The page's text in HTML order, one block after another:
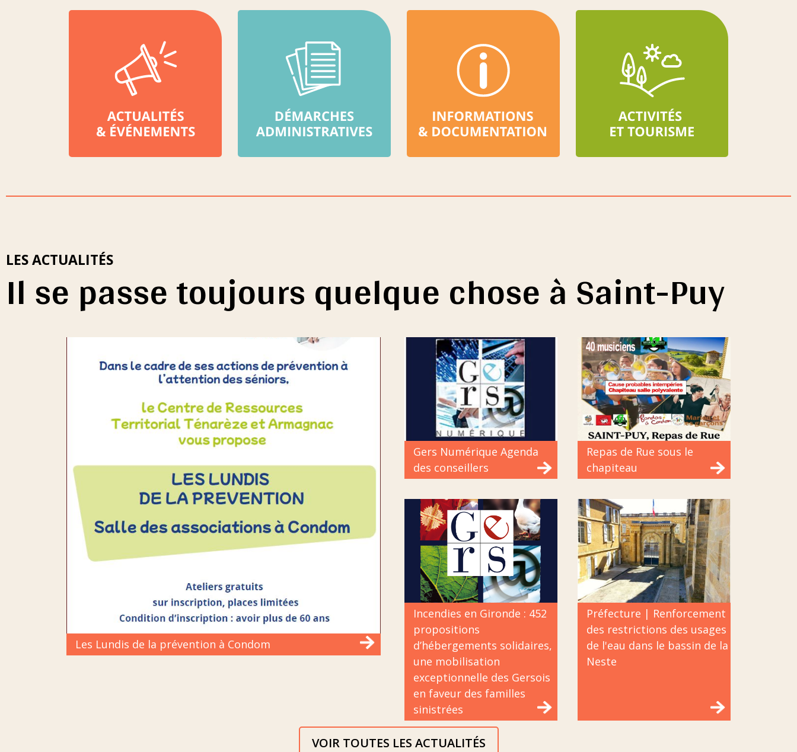
LES ACTUALITÉS
Il se passe toujours quelque chose à Saint-Puy
Les Lundis de la prévention à Condom
Gers Numérique Agenda
des conseillers
Repas de Rue sous le
chapiteau
Incendies en Gironde : 452
propositions
d’hébergements solidaires,
une mobilisation
exceptionnelle des Gersois
en faveur des familles
sinistrées
Préfecture | Renforcement
des restrictions des usages
de l'eau dans le bassin de la
Neste
VOIR TOUTES LES ACTUALITÉS